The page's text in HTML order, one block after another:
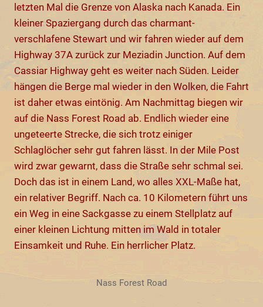
letzten Mal die Grenze von Alaska nach Kanada. Ein
kleiner Spaziergang durch das charmant-
verschlafene Stewart und wir fahren wieder auf dem
Highway 37A zurück zur Meziadin Junction. Auf dem
Cassiar Highway geht es weiter nach Süden. Leider
hängen die Berge mal wieder in den Wolken, die Fahrt
ist daher etwas eintönig. Am Nachmittag biegen wir
auf die Nass Forest Road ab. Endlich wieder eine
ungeteerte Strecke, die sich trotz einiger
Schlaglöcher sehr gut fahren lässt. In der Mile Post
wird zwar gewarnt, dass die Straße sehr schmal sei.
Doch das ist in einem Land, wo alles XXL-Maße hat,
ein relativer Begriff. Nach ca. 10 Kilometern führt uns
ein Weg in eine Sackgasse zu einem Stellplatz auf
einer kleinen Lichtung mitten im Wald in totaler
Einsamkeit und Ruhe. Ein herrlicher Platz.
Nass Forest Road